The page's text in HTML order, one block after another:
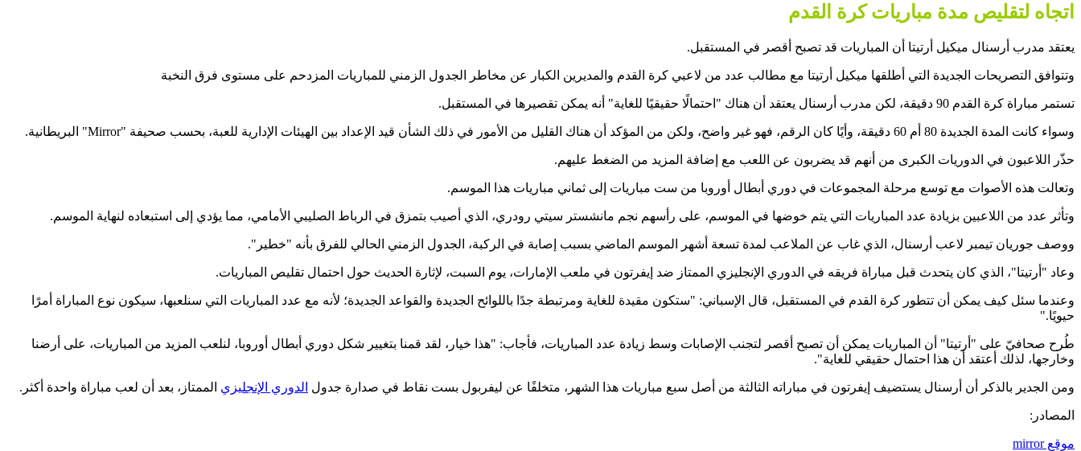
اتجاه لتقليص مدة مباريات كرة القدم
يعتقد مدرب أرسنال ميكيل أرتيتا أن المباريات قد تصبح أقصر في المستقبل.
وتتوافق التصريحات الجديدة التي أطلقها ميكيل أرتيتا مع مطالب عدد من لاعبي كرة القدم والمديرين الكبار عن مخاطر الجدول الزمني للمباريات المزدحم على مستوى فرق النخبة
تستمر مباراة كرة القدم 90 دقيقة، لكن مدرب أرسنال يعتقد أن هناك "احتمالًا حقيقيًا للغاية" أنه يمكن تقصيرها في المستقبل.
وسواء كانت المدة الجديدة 80 أم 60 دقيقة، وأيًا كان الرقم، فهو غير واضح، ولكن من المؤكد أن هناك القليل من الأمور في ذلك الشأن قيد الإعداد بين الهيئات الإدارية للعبة، بحسب صحيفة "Mirror" البريطانية.
حذّر اللاعبون في الدوريات الكبرى من أنهم قد يضربون عن اللعب مع إضافة المزيد من الضغط عليهم.
وتعالت هذه الأصوات مع توسع مرحلة المجموعات في دوري أبطال أوروبا من ست مباريات إلى ثماني مباريات هذا الموسم.
وتأثر عدد من اللاعبين بزيادة عدد المباريات التي يتم خوضها في الموسم، على رأسهم نجم مانشستر سيتي رودري، الذي أصيب بتمزق في الرباط الصليبي الأمامي، مما يؤدي إلى استبعاده لنهاية الموسم.
ووصف جوريان تيمبر لاعب أرسنال، الذي غاب عن الملاعب لمدة تسعة أشهر الموسم الماضي بسبب إصابة في الركبة، الجدول الزمني الحالي للفرق بأنه "خطير".
وعاد "أرتيتا"، الذي كان يتحدث قبل مباراة فريقه في الدوري الإنجليزي الممتاز ضد إيفرتون في ملعب الإمارات، يوم السبت، لإثارة الحديث حول احتمال تقليص المباريات.
وعندما سئل كيف يمكن أن تتطور كرة القدم في المستقبل، قال الإسباني: "ستكون مقيدة للغاية ومرتبطة جدًا باللوائح الجديدة والقواعد الجديدة؛ لأنه مع عدد المباريات التي سنلعبها، سيكون نوع المباراة أمرًا
حيويًا."
طُرح صحافيّ على "أرتيتا" أن المباريات يمكن أن تصبح أقصر لتجنب الإصابات وسط زيادة عدد المباريات، فأجاب: "هذا خيار، لقد قمنا بتغيير شكل دوري أبطال أوروبا، لنلعب المزيد من المباريات، على أرضنا
وخارجها، لذلك أعتقد أن هذا احتمال حقيقي للغاية".
ومن الجدير بالذكر أن أرسنال يستضيف إيفرتون في مباراته الثالثة من أصل سبع مباريات هذا الشهر، متخلفًا عن ليفربول بست نقاط في صدارة جدول الدوري الإنجليزي الممتاز، بعد أن لعب مباراة واحدة أكثر.
المصادر:
موقع mirror